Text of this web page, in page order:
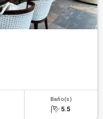
Baño(s)
5.5